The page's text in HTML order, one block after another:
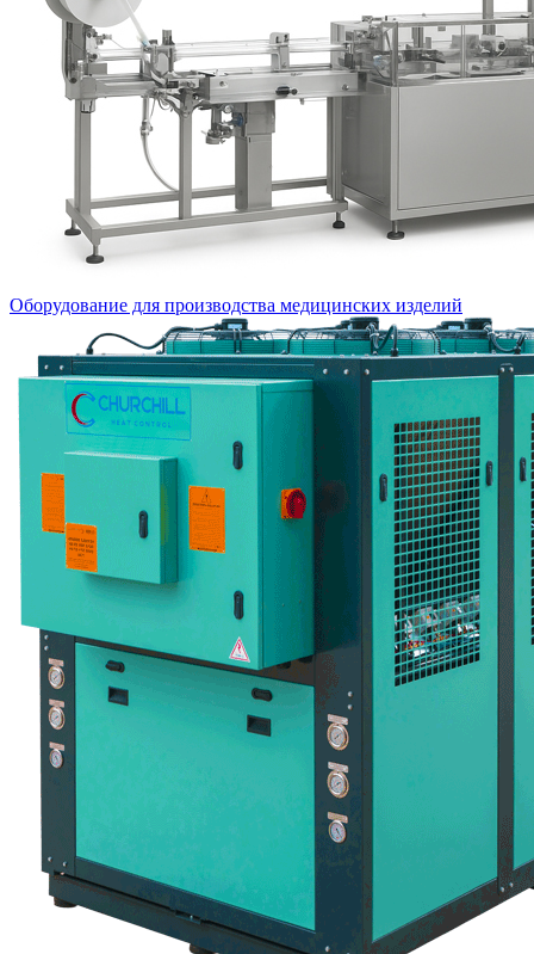
Оборудование для производства медицинских изделий